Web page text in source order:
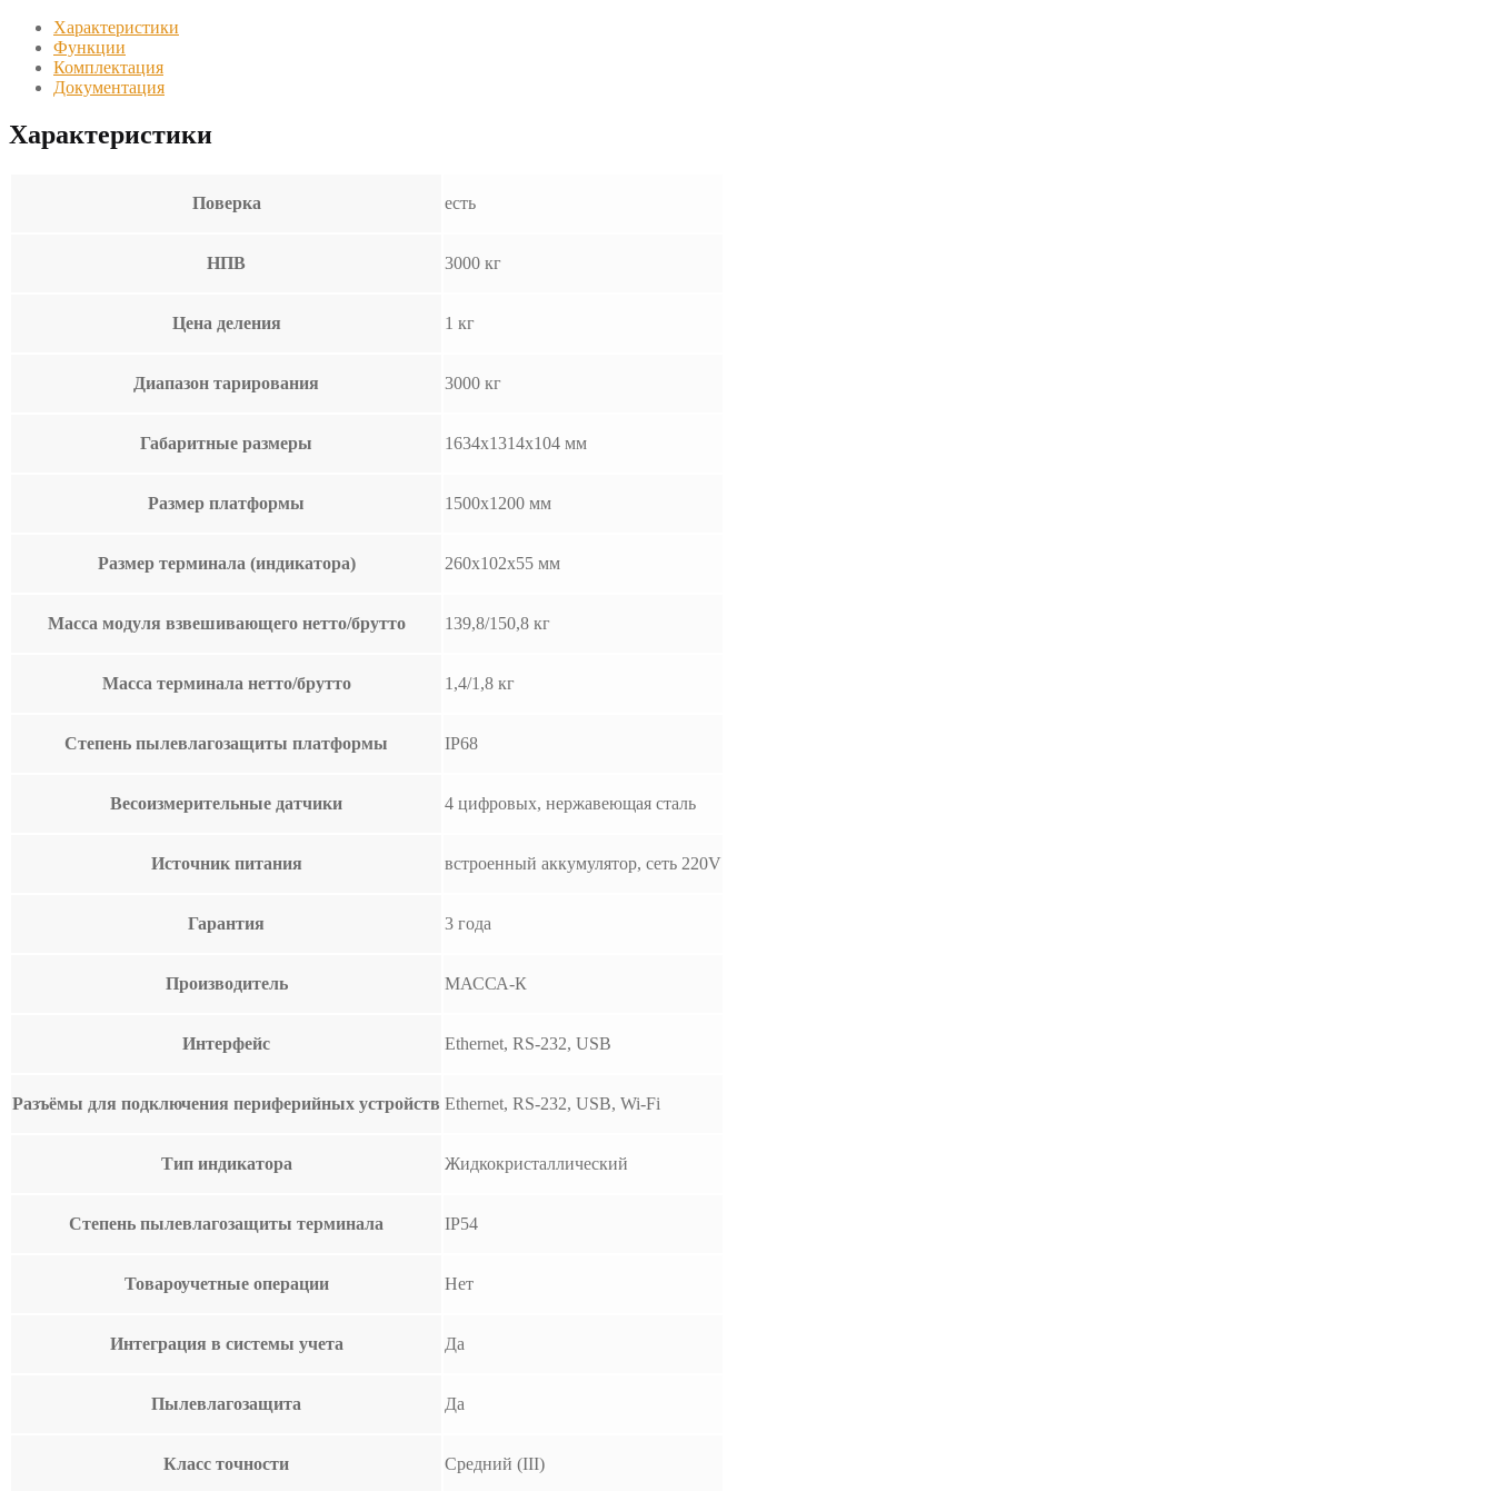
Характеристики
Функции
Комплектация
Документация
Характеристики
Поверка есть
НПВ 3000 кг
Цена деления 1 кг
Диапазон тарирования 3000 кг
Габаритные размеры 1634х1314х104 мм
Размер платформы 1500х1200 мм
Размер терминала (индикатора) 260x102x55 мм
Масса модуля взвешивающего нетто/брутто 139,8/150,8 кг
Масса терминала нетто/брутто 1,4/1,8 кг
Степень пылевлагозащиты платформы IP68
Весоизмерительные датчики 4 цифровых, нержавеющая сталь
Источник питания встроенный аккумулятор, сеть 220V
Гарантия 3 года
Производитель МАССА-К
Интерфейс Ethernet, RS-232, USB
Разъёмы для подключения периферийных устройств Ethernet, RS-232, USB, Wi-Fi
Тип индикатора Жидкокристаллический
Степень пылевлагозащиты терминала IP54
Товароучетные операции Нет
Интеграция в системы учета Да
Пылевлагозащита Да
Класс точности Средний (III)